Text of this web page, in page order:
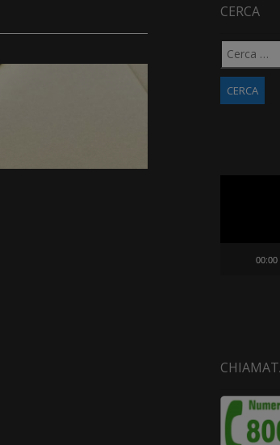
CERCA
Ricerca
per:
00:00